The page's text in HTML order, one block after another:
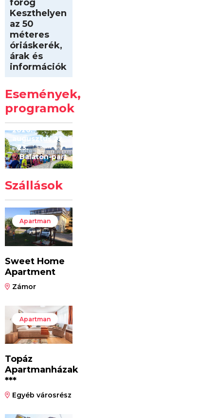
forog
Keszthelyen
az 50
méteres
óriáskerék,
árak és
információk
Események,
programok
Kilóméterek
2026
2026.
augusztus 22
– 23.
Balaton-part
Szállások
Apartman
Sweet Home
Apartment
Zámor
Apartman
Topáz
Apartmanházak
***
Egyéb városrész